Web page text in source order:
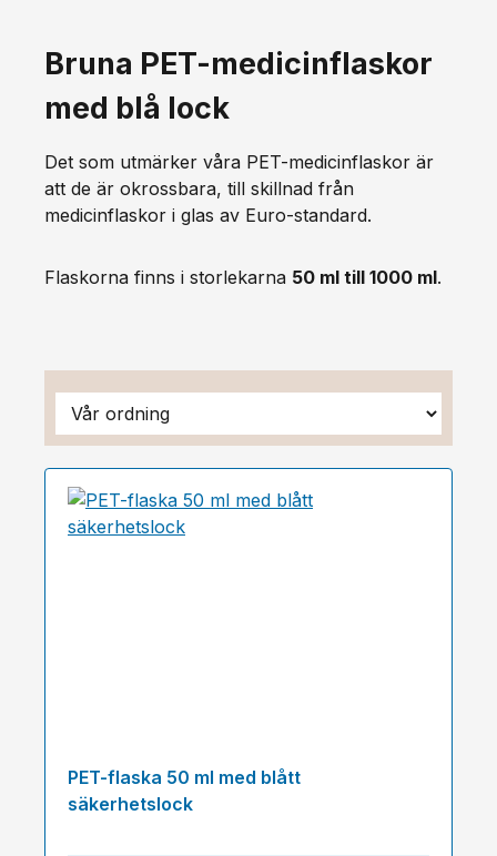
Bruna PET-medicinflaskor
med blå lock
Det som utmärker våra PET-medicinflaskor är
att de är okrossbara, till skillnad från
medicinflaskor i glas av Euro-standard.
Flaskorna finns i storlekarna 50 ml till 1000 ml.
PET-flaska 50 ml med blått
säkerhetslock